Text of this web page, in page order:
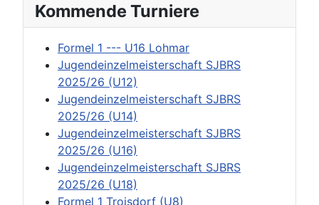
Kommende Turniere
Formel 1 --- U16 Lohmar
Jugendeinzelmeisterschaft SJBRS
2025/26 (U12)
Jugendeinzelmeisterschaft SJBRS
2025/26 (U14)
Jugendeinzelmeisterschaft SJBRS
2025/26 (U16)
Jugendeinzelmeisterschaft SJBRS
2025/26 (U18)
Formel 1 Troisdorf (U8)